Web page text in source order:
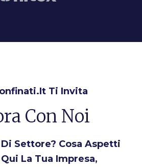
Ti Invita
Con Noi
Settore? Cosa Aspetti
La Tua Impresa,